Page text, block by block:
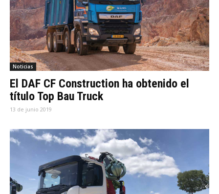
Noticias
El DAF CF Construction ha obtenido el
título Top Bau Truck
13 de junio 2019